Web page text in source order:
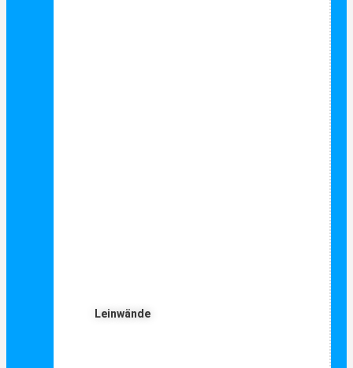
Leinwände